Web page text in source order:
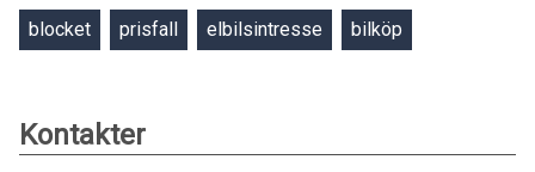
blocket prisfall elbilsintresse bilköp
Kontakter